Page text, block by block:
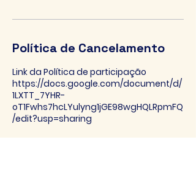
Política de Cancelamento
Link da Política de participação
https://docs.google.com/document/d/
1LXTT_7YHR-
oT1Fwhs7hcLYulyng1jGE98wgHQLRpmFQ
/edit?usp=sharing